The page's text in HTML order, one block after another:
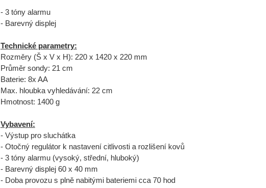
- 3 tóny alarmu
- Barevný displej
Technické parametry:
Rozměry (Š x V x H): 220 x 1420 x 220 mm
Průměr sondy: 21 cm
Baterie: 8x AA
Max. hloubka vyhledávání: 22 cm
Hmotnost: 1400 g
Vybavení:
- Výstup pro sluchátka
- Otočný regulátor k nastavení citlivosti a rozlišení kovů
- 3 tóny alarmu (vysoký, střední, hluboký)
- Barevný displej 60 x 40 mm
- Doba provozu s plně nabitými bateriemi cca 70 hod